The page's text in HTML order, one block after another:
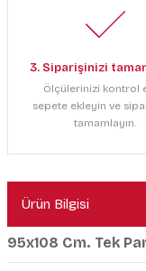
3. Siparişinizi
Ölçülerinizi kontrol
sepete ekleyin ve
tamamlayın.
Ürün Bilgisi
95x108 Cm. Tek